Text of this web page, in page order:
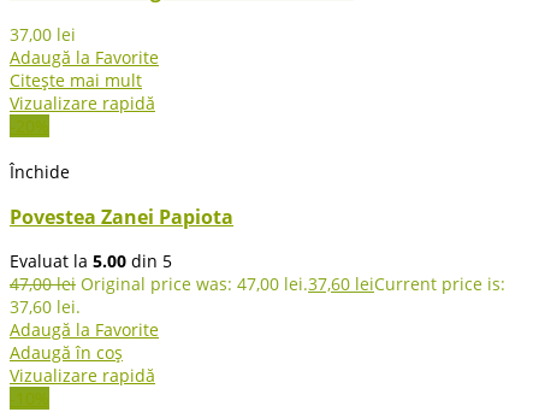
37,00 lei
Adaugă la Favorite
Citește mai mult
Vizualizare rapidă
-20%
Închide
Povestea Zanei Papiota
Evaluat la 5.00 din 5
47,00lei Original price was: 47,00 lei.37,60 leiCurrent price is:
37,60 lei.
Adaugă la Favorite
Adaugă în coș
Vizualizare rapidă
-10%